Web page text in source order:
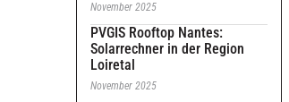
November 2025
PVGIS Rooftop Nantes:
Solarrechner in der Region
Loiretal
November 2025